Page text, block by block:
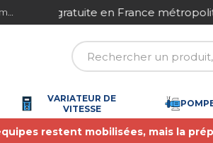
TTC Paiement
VARIATEUR DE
VITESSE
restent mobilisées, mais la